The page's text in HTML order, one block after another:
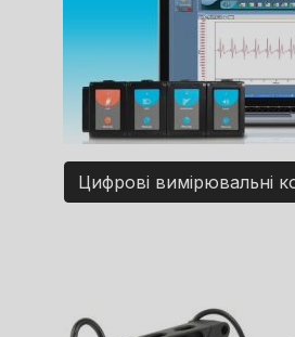
Цифрові вимірювальні